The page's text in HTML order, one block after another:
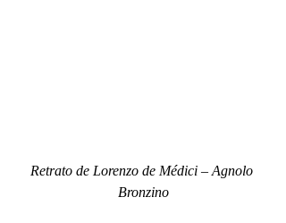
Retrato de Lorenzo de Médici – Agnolo
Bronzino